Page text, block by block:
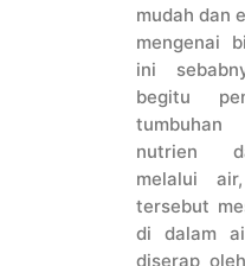
mudah dan
mengenai
ini
begitu
nutrien
melalui
tersebut
di dalam
diserap